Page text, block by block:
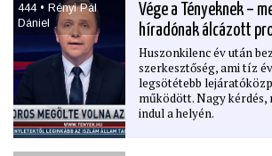
444 • Rényi Pál
Dániel
Vége a Tényeknek –
híradónak álcázott
Huszonkilenc év után
szerkesztőség, ami tíz
legsötétebb
működött. Nagy
indul a helyén.